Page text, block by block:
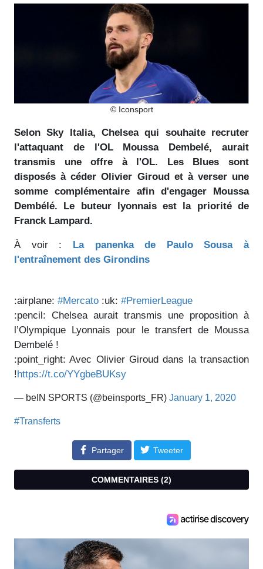
© Iconsport
Selon Sky Italia, Chelsea qui souhaite recruter
l'attaquant de l'OL Moussa Dembelé, aurait
transmis une offre à l'OL. Les Blues sont
disposés à céder Olivier Giroud et à verser une
somme complémentaire afin d'engager Moussa
Dembélé. Le buteur lyonnais est la priorité de
Franck Lampard.
À voir :
La panenka de Paulo Sousa à
l'entraînement des Girondins
:airplane: #Mercato :uk: #PremierLeague
:pencil: Chelsea aurait transmis une proposition à
l’Olympique Lyonnais pour le transfert de Moussa
Dembelé !
:point_right: Avec Olivier Giroud dans la transaction
!https://t.co/YYgbeBUKsy
— beIN SPORTS (@beinsports_FR) January 1, 2020
#Transferts
Partager Tweeter
COMMENTAIRES (2)